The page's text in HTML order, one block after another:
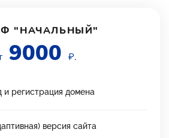
"НАЧАЛЬНЫЙ"
9000 ₽.
и регистрация домена
версия сайта